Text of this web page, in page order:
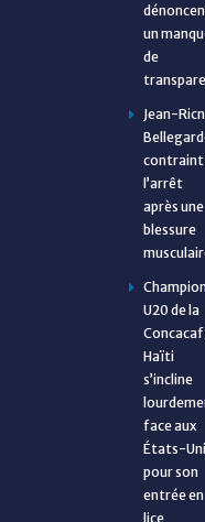
un
de
Jean-
contraint
l’arrêt
après une
blessure
U20 de la
Concacaf
Haïti
s’incline
face aux
États-
pour son
entrée en
lice